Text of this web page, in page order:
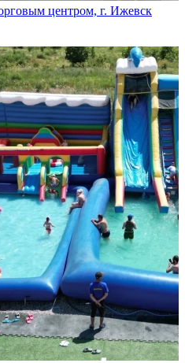
центром, г. Ижевск